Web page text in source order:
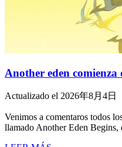
Another eden comienza
Actualizado el 2026年8月4日
Venimos a comentaros todos
llamado Another Eden